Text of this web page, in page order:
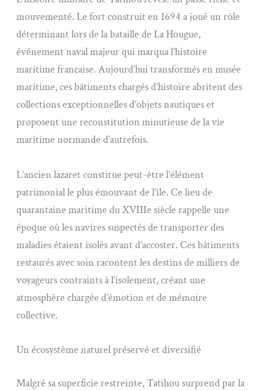
mouvementé. Le fort construit en 1694 a joué un rôle
déterminant lors de la bataille de La Hougue,
événement naval majeur qui marqua l’histoire
maritime française. Aujourd’hui transformés en musée
maritime, ces bâtiments chargés d’histoire abritent des
collections exceptionnelles d’objets nautiques et
proposent une reconstitution minutieuse de la vie
maritime normande d’autrefois.
L’ancien lazaret constitue peut-être l’élément
patrimonial le plus émouvant de l’île. Ce lieu de
quarantaine maritime du XVIIIe siècle rappelle une
époque où les navires suspectés de transporter des
maladies étaient isolés avant d’accoster. Ces bâtiments
restaurés avec soin racontent les destins de milliers de
voyageurs contraints à l’isolement, créant une
atmosphère chargée d’émotion et de mémoire
collective.
Un écosystème naturel préservé et diversifié
Malgré sa superficie restreinte, Tatihou surprend par la